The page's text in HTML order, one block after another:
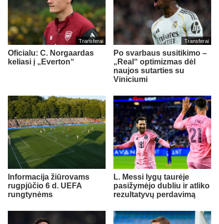
Transferai
Oficialu: C. Norgaardas
keliasi į „Everton“
Transferai
Po svarbaus susitikimo –
„Real“ optimizmas dėl
naujos sutarties su
Viniciumi
Informacija žiūrovams
rugpjūčio 6 d. UEFA
rungtynėms
L. Messi lygų taurėje
pasižymėjo dubliu ir atliko
rezultatyvų perdavimą